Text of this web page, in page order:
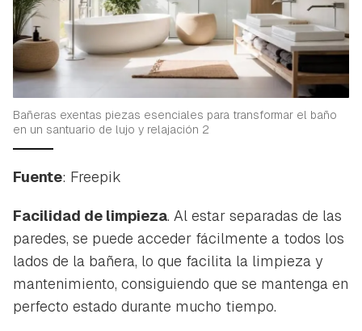
Bañeras exentas piezas esenciales para transformar el baño
en un santuario de lujo y relajación 2
Fuente: Freepik
Facilidad de limpieza. Al estar separadas de las
paredes, se puede acceder fácilmente a todos los
lados de la bañera, lo que facilita la limpieza y
mantenimiento, consiguiendo que se mantenga en
perfecto estado durante mucho tiempo.